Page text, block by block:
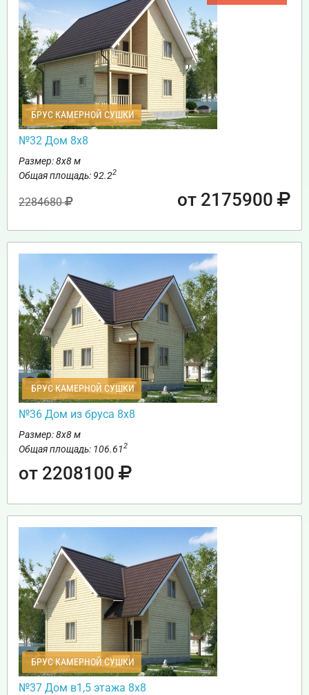
БРУС КАМЕРНОЙ СУШКИ
№32 Дом 8х8
Размер: 8х8 м
Общая площадь: 92.22
2284680 от 2175900
БРУС КАМЕРНОЙ СУШКИ
№36 Дом из бруса 8х8
Размер: 8х8 м
Общая площадь: 106.612
от 2208100
БРУС КАМЕРНОЙ СУШКИ
№37 Дом в1,5 этажа 8х8